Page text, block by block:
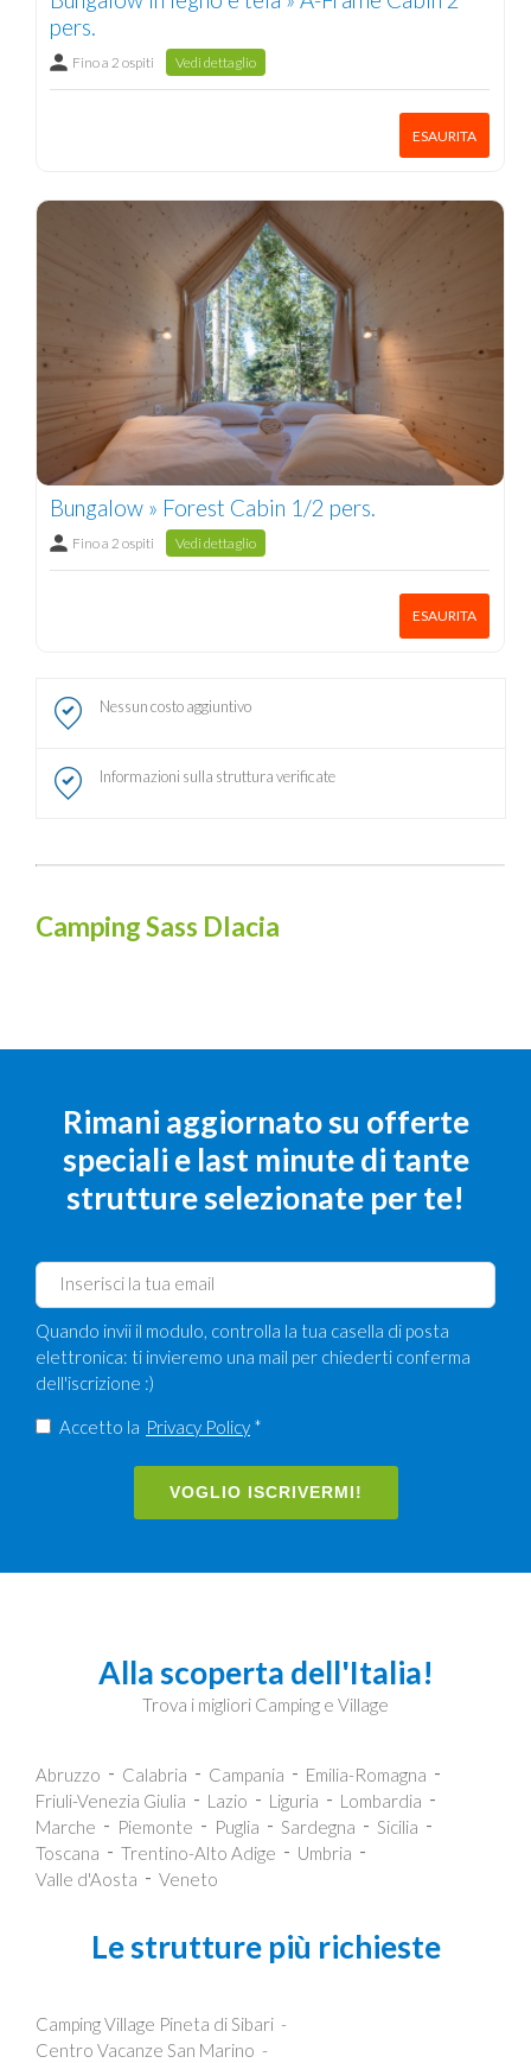
pers.
Fino a 2 ospiti Vedi dettaglio
ESAURITA
Bungalow » Forest Cabin 1/2 pers.
Fino a 2 ospiti Vedi dettaglio
ESAURITA
Nessun costo aggiuntivo
Informazioni sulla struttura verificate
Camping Sass Dlacia
Rimani aggiornato su offerte
speciali e last minute di tante
strutture selezionate per te!
Quando invii il modulo, controlla la tua casella di posta
elettronica: ti invieremo una mail per chiederti conferma
dell'iscrizione :)
Accetto la Privacy Policy *
VOGLIO ISCRIVERMI!
Alla scoperta dell'Italia!
Trova i migliori Camping e Village
Abruzzo Calabria Campania
Emilia-Romagna
Friuli-Venezia Giulia
Lazio Liguria
Lombardia
Marche
Piemonte Puglia Sardegna
Sicilia
Toscana
Trentino-Alto Adige
Umbria
Valle d'Aosta
Veneto
Le strutture più richieste
Camping Village Pineta di Sibari
Centro Vacanze San Marino